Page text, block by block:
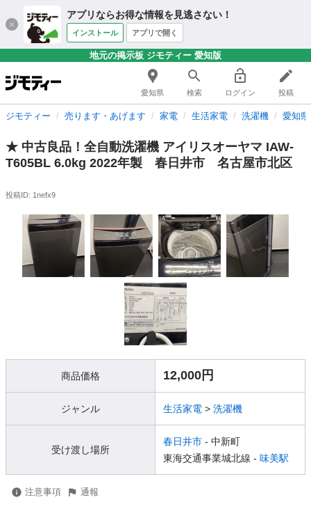
アプリならお得な情報を見逃さない！
インストール アプリで開く
地元の掲示板 ジモティー 愛知版
愛知県 検索 ログイン 投稿
ジモティー 売ります・あげます 家電 生活家電 洗濯機 愛知
★ 中古良品！全自動洗濯機 アイリスオーヤマ IAW-
T605BL 6.0kg 2022年製 春日井市 名古屋市北区
投稿ID: 1nefx9
商品価格 12,000円
ジャンル 生活家電 > 洗濯機
受け渡し場所
春日井市 - 中新町
東海交通事業城北線 - 味美駅
注意事項 通報